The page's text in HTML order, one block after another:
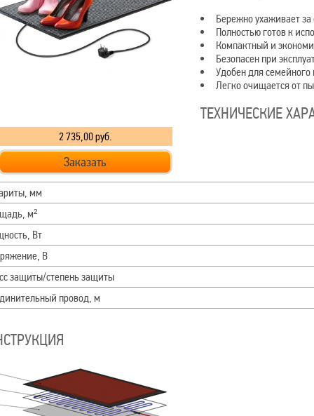
2 735,00руб.
Заказать
Бережно ухаживает
Полностью готов к
Компактный и
Безопасен при
Удобен для
Легко очищается от
ТЕХНИЧЕСКИЕ
мм
м²
Вт
В
защиты/степень защиты
провод, м